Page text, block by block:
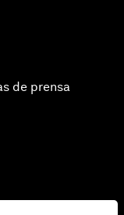
de prensa